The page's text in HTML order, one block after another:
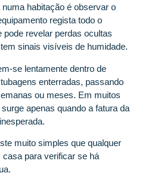
habitação é observar o
regista todo o
revelar perdas ocultas
sinais visíveis de humidade.
se lentamente dentro de
enterradas, passando
ou meses. Em muitos
apenas quando a fatura da
muito simples que qualquer
para verificar se há